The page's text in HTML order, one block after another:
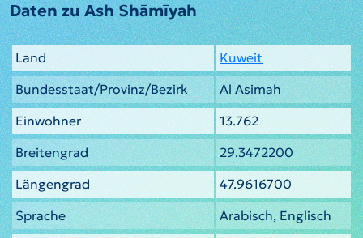
Daten zu Ash Shāmīyah
Land
Kuweit
Bundesstaat/Provinz/Bezirk
Al Asimah
Einwohner
13.762
Breitengrad
29.3472200
Längengrad
47.9616700
Sprache
Arabisch, Englisch